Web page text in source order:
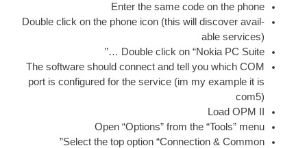
Enter the same code
Double click on the phone icon(this will
Double click on “Nokia
The soft­ware should con­nect and tell you
port is con­figured for the ser­vice(
Open “Options” from the
Select the top option “Con­nec­tion